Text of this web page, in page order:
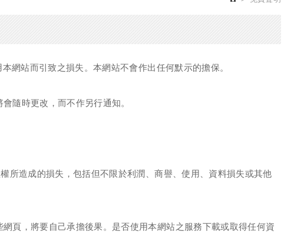
網站而引致之損失。本網站不會作出任何默示的擔保。
隨時更改，而不作另行通知。
所造成的損失，包括但不限於利潤、商譽、使用、資料損失或其他
頁，將要自己承擔後果。是否使用本網站之服務下載或取得任何資